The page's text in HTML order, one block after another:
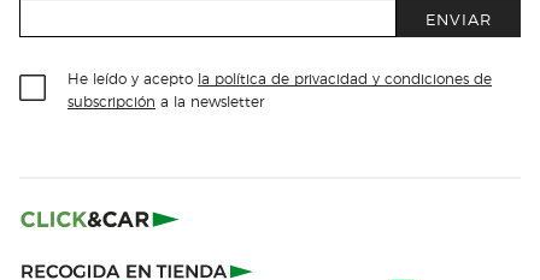
ENVIAR
He leído y acepto la política de privacidad y condiciones de
subscripción a la newsletter